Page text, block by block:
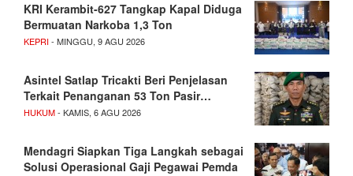
KRI Kerambit-627 Tangkap Kapal Diduga
Bermuatan Narkoba 1,3 Ton
KEPRI- MINGGU, 9 AGU 2026
Asintel Satlap Tricakti Beri Penjelasan
Terkait Penanganan 53 Ton Pasir…
HUKUM- KAMIS, 6 AGU 2026
Mendagri Siapkan Tiga Langkah sebagai
Solusi Operasional Gaji Pegawai Pemda